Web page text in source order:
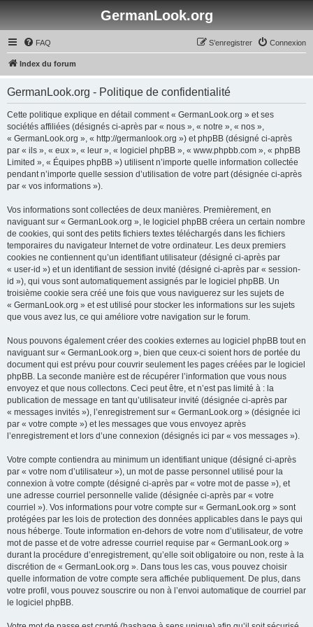
GermanLook.org
FAQ Connexion
S’enregistrer
Index du forum
GermanLook.org - Politique de confidentialité
Cette politique explique en détail comment « GermanLook.org » et ses
sociétés affiliées (désignés ci-après par « nous », « notre », « nos »,
« GermanLook.org », « http://germanlook.org ») et phpBB (désigné ci-après
par « ils », « eux », « leur », « logiciel phpBB », « www.phpbb.com », « phpBB
Limited », « Équipes phpBB ») utilisent n’importe quelle information collectée
pendant n’importe quelle session d’utilisation de votre part (désignée ci-après
par « vos informations »).
Vos informations sont collectées de deux manières. Premièrement, en
naviguant sur « GermanLook.org », le logiciel phpBB créera un certain nombre
de cookies, qui sont des petits fichiers textes téléchargés dans les fichiers
temporaires du navigateur Internet de votre ordinateur. Les deux premiers
cookies ne contiennent qu’un identifiant utilisateur (désigné ci-après par
« user-id ») et un identifiant de session invité (désigné ci-après par « session-
id »), qui vous sont automatiquement assignés par le logiciel phpBB. Un
troisième cookie sera créé une fois que vous naviguerez sur les sujets de
« GermanLook.org » et est utilisé pour stocker les informations sur les sujets
que vous avez lus, ce qui améliore votre navigation sur le forum.
Nous pouvons également créer des cookies externes au logiciel phpBB tout en
naviguant sur « GermanLook.org », bien que ceux-ci soient hors de portée du
document qui est prévu pour couvrir seulement les pages créées par le logiciel
phpBB. La seconde manière est de récupérer l’information que vous nous
envoyez et que nous collectons. Ceci peut être, et n’est pas limité à : la
publication de message en tant qu’utilisateur invité (désignée ci-après par
« messages invités »), l’enregistrement sur « GermanLook.org » (désignée ici
par « votre compte ») et les messages que vous envoyez après
l’enregistrement et lors d’une connexion (désignés ici par « vos messages »).
Votre compte contiendra au minimum un identifiant unique (désigné ci-après
par « votre nom d’utilisateur »), un mot de passe personnel utilisé pour la
connexion à votre compte (désigné ci-après par « votre mot de passe »), et
une adresse courriel personnelle valide (désignée ci-après par « votre
courriel »). Vos informations pour votre compte sur « GermanLook.org » sont
protégées par les lois de protection des données applicables dans le pays qui
nous héberge. Toute information en-dehors de votre nom d’utilisateur, de votre
mot de passe et de votre adresse courriel requise par « GermanLook.org »
durant la procédure d’enregistrement, qu’elle soit obligatoire ou non, reste à la
discrétion de « GermanLook.org ». Dans tous les cas, vous pouvez choisir
quelle information de votre compte sera affichée publiquement. De plus, dans
votre profil, vous pouvez souscrire ou non à l’envoi automatique de courriel par
le logiciel phpBB.